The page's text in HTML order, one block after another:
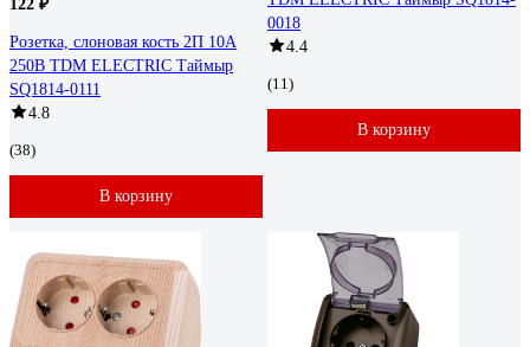
122 ₽
Розетка, слоновая кость 2П 10А
250В TDM ELECTRIC Таймыр
SQ1814-0111
4.8
(38)
В корзину
0018
4.4
(11)
В корзину